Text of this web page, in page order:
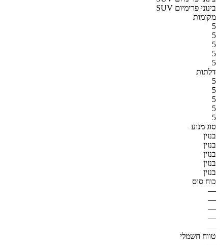
SUV בינוני פרימיום
מקומות
5
5
5
5
5
דלתות
5
5
5
5
5
סוג מנוע
בנזין
בנזין
בנזין
בנזין
בנזין
כוח סוס
—
—
—
—
—
טווח חשמלי